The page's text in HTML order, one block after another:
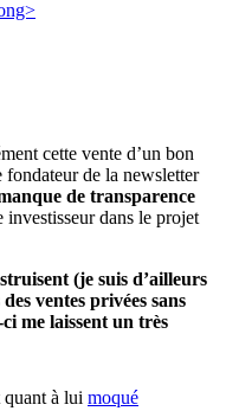
cette vente d’un bon
fondateur de la newsletter
de transparence
dans le projet
(je suis d’ailleurs
ventes privées sans
me laissent un très
quant à lui moqué